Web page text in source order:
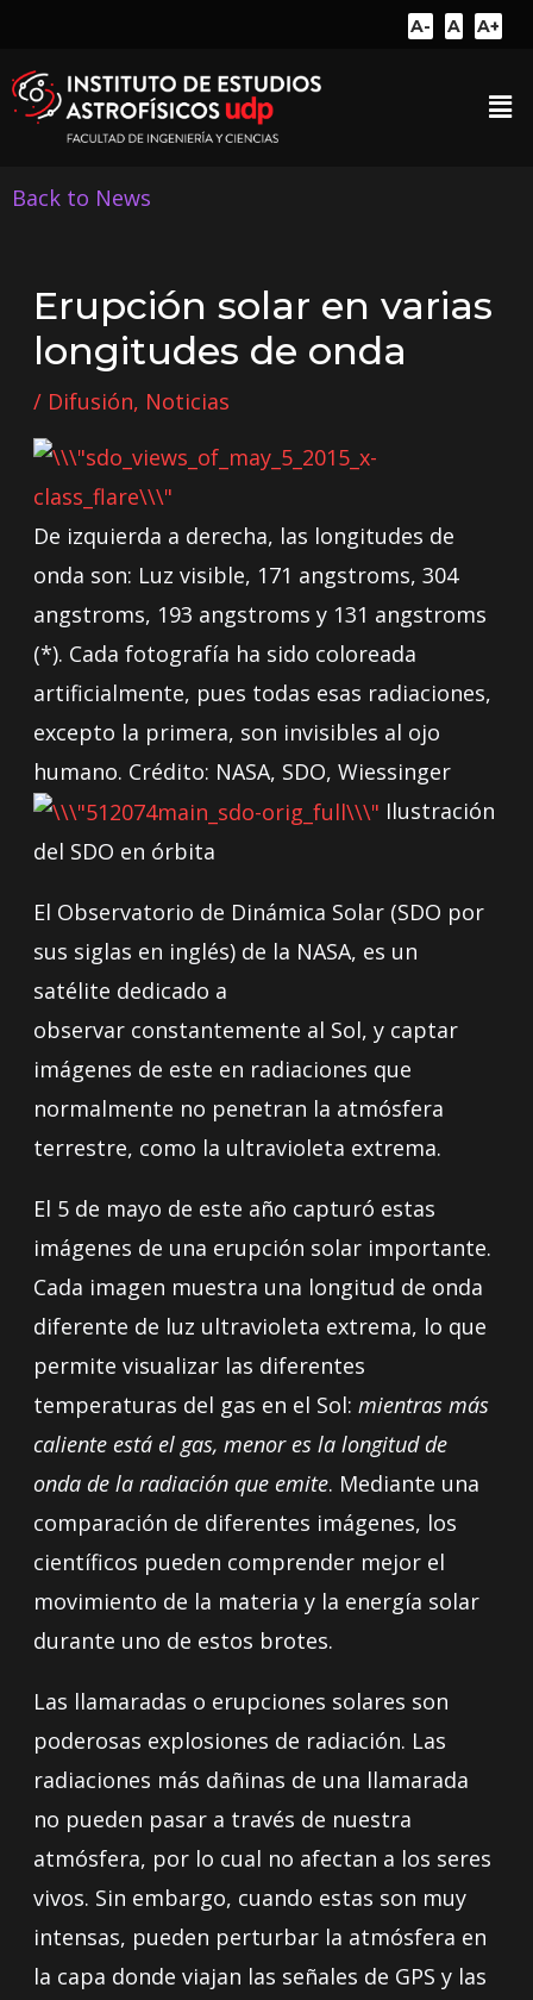
A- A A+
Back to News
Erupción solar en varias
longitudes de onda
/ Difusión, Noticias
De izquierda a derecha, las longitudes de
onda son: Luz visible, 171 angstroms, 304
angstroms, 193 angstroms y 131 angstroms
(*). Cada fotografía ha sido coloreada
artificialmente, pues todas esas radiaciones,
excepto la primera, son invisibles al ojo
humano. Crédito: NASA, SDO, Wiessinger
Ilustración
del SDO en órbita
El Observatorio de Dinámica Solar (SDO por
sus siglas en inglés) de la NASA, es un
satélite dedicado a
observar constantemente al Sol, y captar
imágenes de este en radiaciones que
normalmente no penetran la atmósfera
terrestre, como la ultravioleta extrema.
El 5 de mayo de este año capturó estas
imágenes de una erupción solar importante.
Cada imagen muestra una longitud de onda
diferente de luz ultravioleta extrema, lo que
permite visualizar las diferentes
temperaturas del gas en el Sol: mientras más
caliente está el gas, menor es la longitud de
onda de la radiación que emite. Mediante una
comparación de diferentes imágenes, los
científicos pueden comprender mejor el
movimiento de la materia y la energía solar
durante uno de estos brotes.
Las llamaradas o erupciones solares son
poderosas explosiones de radiación. Las
radiaciones más dañinas de una llamarada
no pueden pasar a través de nuestra
atmósfera, por lo cual no afectan a los seres
vivos. Sin embargo, cuando estas son muy
intensas, pueden perturbar la atmósfera en
la capa donde viajan las señales de GPS y las